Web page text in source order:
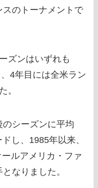
のトーナメントで
ズンはいずれも
4年目には全米ラン
。
シーズンに平均
し、1985年以来、
ルアメリカ・ファ
なりました。